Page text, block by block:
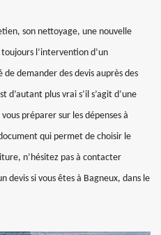
son nettoyage, une nouvelle
l’intervention d’un
demander des devis auprès des
d’autant plus vrai s’il s’agit d’une
préparer sur les dépenses à
qui permet de choisir le
n’hésitez pas à contacter
devis si vous êtes à Bagneux, dans le